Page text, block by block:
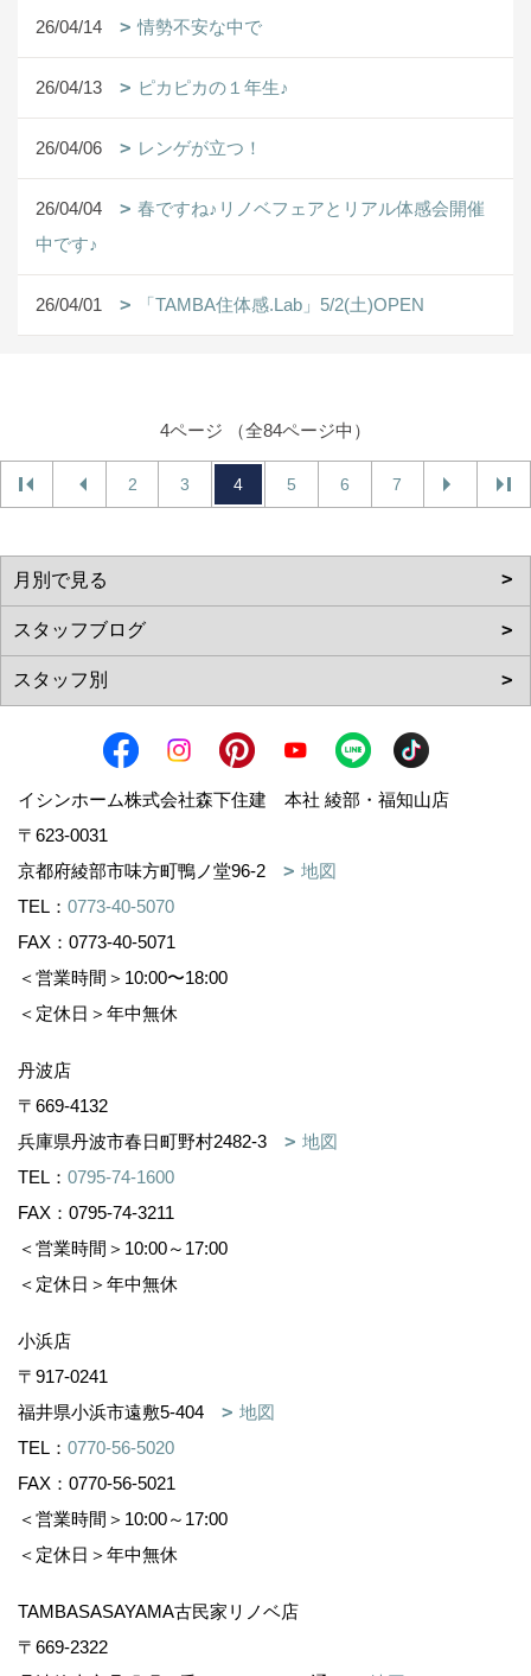
26/04/14 情勢不安な中で
26/04/13 ピカピカの１年生♪
26/04/06 レンゲが立つ！
26/04/04
春ですね♪リノベフェアとリアル体感会開催
中です♪
26/04/01 「TAMBA住体感.Lab」5/2(土)OPEN
4ページ （全84ページ中）
2 3 4 5 6 7
イシンホーム株式会社森下住建 本社 綾部・福知山店
〒623-0031
京都府綾部市味方町鴨ノ堂96-2
地図
TEL： 0773-40-5070
FAX：0773-40-5071
＜営業時間＞10:00〜18:00
＜定休日＞年中無休
丹波店
〒669-4132
兵庫県丹波市春日町野村2482-3
地図
TEL： 0795-74-1600
FAX：0795-74-3211
＜営業時間＞10:00～17:00
＜定休日＞年中無休
小浜店
〒917-0241
福井県小浜市遠敷5-404
地図
TEL： 0770-56-5020
FAX：0770-56-5021
＜営業時間＞10:00～17:00
＜定休日＞年中無休
TAMBASASAYAMA古民家リノベ店
〒669-2322